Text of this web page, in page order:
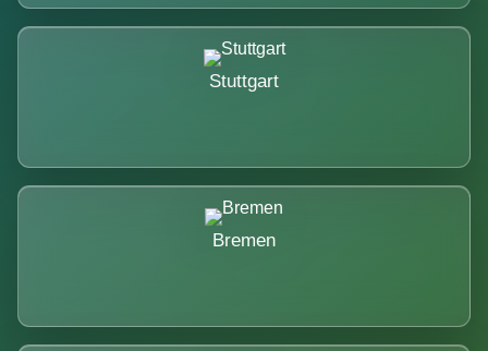
Stuttgart
Bremen